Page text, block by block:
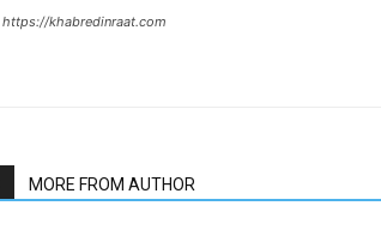
https://khabredinraat.com
MORE FROM AUTHOR